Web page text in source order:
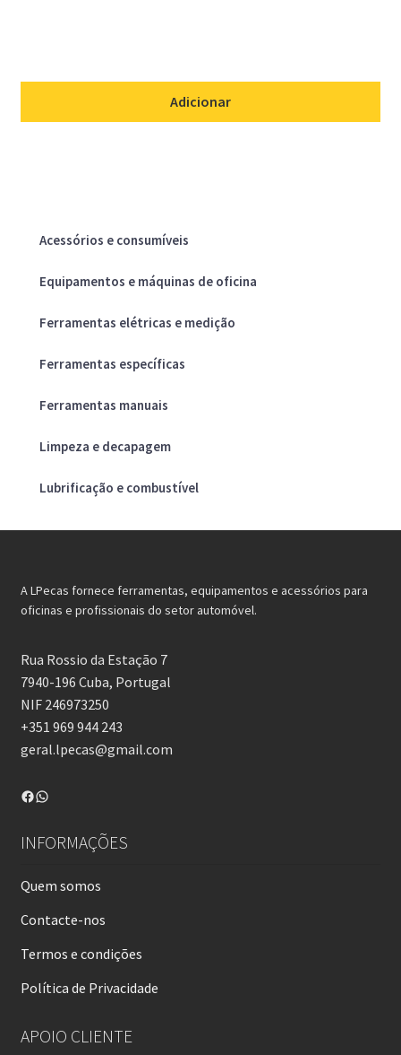
Adicionar
Acessórios e consumíveis
Equipamentos e máquinas de oficina
Ferramentas elétricas e medição
Ferramentas específicas
Ferramentas manuais
Limpeza e decapagem
Lubrificação e combustível
A LPecas fornece ferramentas, equipamentos e acessórios para
oficinas e profissionais do setor automóvel.
Rua Rossio da Estação 7
7940-196 Cuba, Portugal
NIF 246973250
+351 969 944 243
geral.lpecas@gmail.com
Facebook
WhatsApp
INFORMAÇÕES
Quem somos
Contacte-nos
Termos e condições
Política de Privacidade
APOIO CLIENTE